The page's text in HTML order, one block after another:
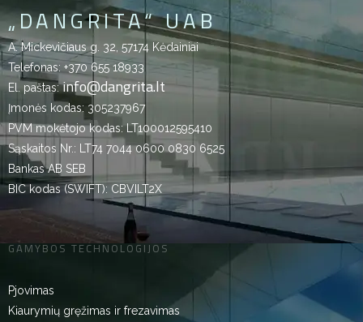
„DANGRITA“ UAB
A. Mickevičiaus g. 32, 57174 Kėdainiai
Telefonas: +370 655 18933
El. paštas:info@dangrita.lt
Įmonės kodas: 305237967
PVM mokėtojo kodas: LT100012595410
Sąskaitos Nr.: LT74 7044 0600 0830 6525
Bankas AB SEB
BIC kodas (SWIFT): CBVILT2X
GAMYBOS TECHNOLOGIJOS
Pjovimas
Kiaurymių gręžimas ir frezavimas